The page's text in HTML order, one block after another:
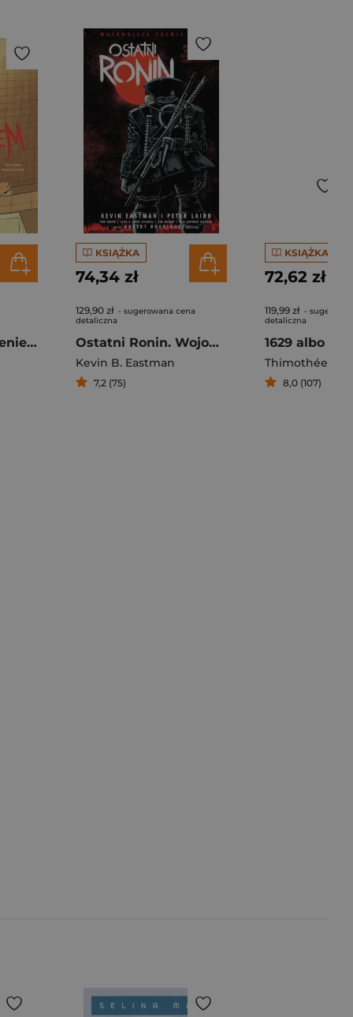
Jestem ich milczeniem
KSIĄŻKA
74,34 zł
129,90 zł - sugerowana cena
detaliczna
Ostatni Ronin. Wojownicze Żółwie Ninja
Kevin B. Eastman
7,2 (75)
KSIĄŻKA
72,62 zł
119,99 zł -
detaliczna
Thimothée
8,0 (107)